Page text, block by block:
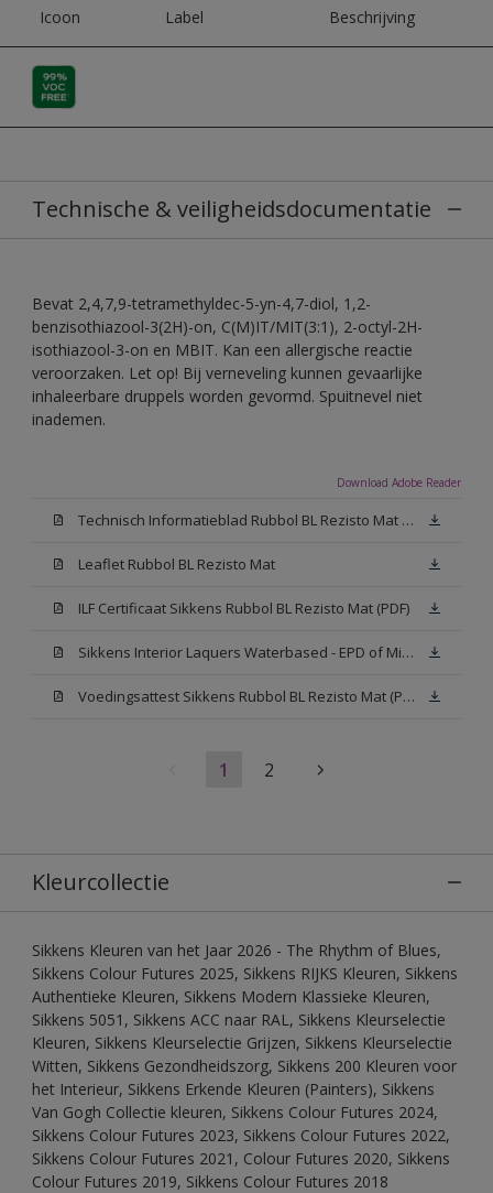
Icoon Label Beschrijving
Technische & veiligheidsdocumentatie
Bevat 2,4,7,9-tetramethyldec-5-yn-4,7-diol, 1,2-
benzisothiazool-3(2H)-on, C(M)IT/MIT(3:1), 2-octyl-2H-
isothiazool-3-on en MBIT. Kan een allergische reactie
veroorzaken. Let op! Bij verneveling kunnen gevaarlijke
inhaleerbare druppels worden gevormd. Spuitnevel niet
inademen.
Download Adobe Reader
Technisch Informatieblad Rubbol BL Rezisto Mat (PDF)
Leaflet Rubbol BL Rezisto Mat
ILF Certificaat Sikkens Rubbol BL Rezisto Mat (PDF)
Sikkens Interior Laquers Waterbased - EPD of Milieuproductverklaring
Voedingsattest Sikkens Rubbol BL Rezisto Mat (PDF)
1 2
Kleurcollectie
Sikkens Kleuren van het Jaar 2026 - The Rhythm of Blues,
Sikkens Colour Futures 2025, Sikkens RIJKS Kleuren, Sikkens
Authentieke Kleuren, Sikkens Modern Klassieke Kleuren,
Sikkens 5051, Sikkens ACC naar RAL, Sikkens Kleurselectie
Kleuren, Sikkens Kleurselectie Grijzen, Sikkens Kleurselectie
Witten, Sikkens Gezondheidszorg, Sikkens 200 Kleuren voor
het Interieur, Sikkens Erkende Kleuren (Painters), Sikkens
Van Gogh Collectie kleuren, Sikkens Colour Futures 2024,
Sikkens Colour Futures 2023, Sikkens Colour Futures 2022,
Sikkens Colour Futures 2021, Colour Futures 2020, Sikkens
Colour Futures 2019, Sikkens Colour Futures 2018